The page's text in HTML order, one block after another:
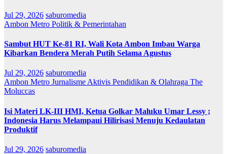
Jul 29, 2026 saburomedia
Ambon Metro Politik & Pemerintahan
Sambut HUT Ke-81 RI, Wali Kota Ambon Imbau Warga
Kibarkan Bendera Merah Putih Selama Agustus
Jul 29, 2026 saburomedia
Ambon Metro Jurnalisme Aktivis Pendidikan & Olahraga The
Moluccas
Isi Materi LK-III HMI, Ketua Golkar Maluku Umar Lessy ;
Indonesia Harus Melampaui Hilirisasi Menuju Kedaulatan
Produktif
Jul 29, 2026 saburomedia